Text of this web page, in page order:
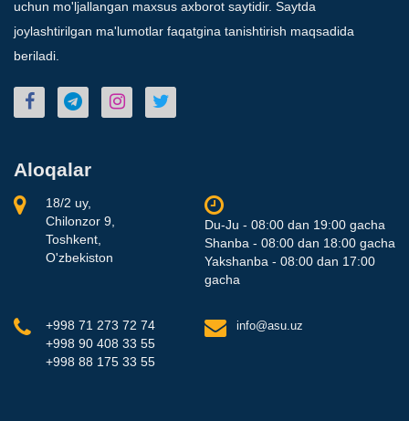
uchun mo'ljallangan maxsus axborot saytidir. Saytda
joylashtirilgan ma'lumotlar faqatgina tanishtirish maqsadida
beriladi.
Aloqalar
18/2 uy,
Chilonzor 9,
Toshkent,
O'zbekiston
Du-Ju - 08:00 dan 19:00 gacha
Shanba - 08:00 dan 18:00 gacha
Yakshanba - 08:00 dan 17:00
gacha
+998 71 273 72 74
+998 90 408 33 55
+998 88 175 33 55
info@asu.uz